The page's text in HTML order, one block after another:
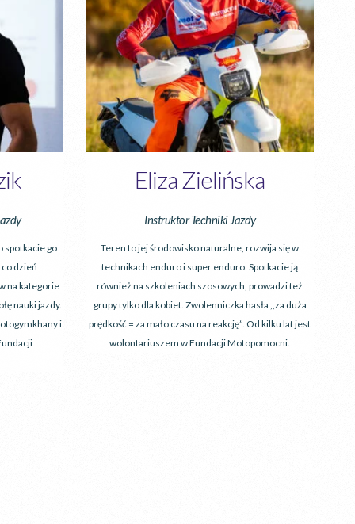
spotkacie go
dzień
na kategorie
nauki jazdy.
i
Eliza Zielińska
Instruktor Techniki Jazdy
Teren to jej środowisko naturalne, rozwija się w
technikach enduro i super enduro. Spotkacie ją
również na szkoleniach szosowych, prowadzi też
grupy tylko dla kobiet. Zwolenniczka hasła ,,za duża
prędkość = za mało czasu na reakcję”. Od kilku lat jest
wolontariuszem w Fundacji Motopomocni.